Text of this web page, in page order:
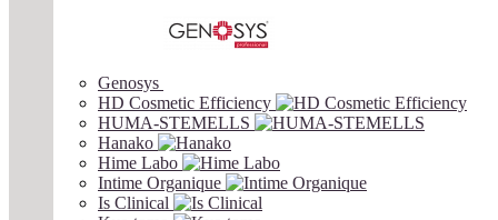
Genosys
HD Cosmetic Efficiency
HUMA-STEMELLS
Hanako
Hime Labo
Intime Organique
Is Clinical